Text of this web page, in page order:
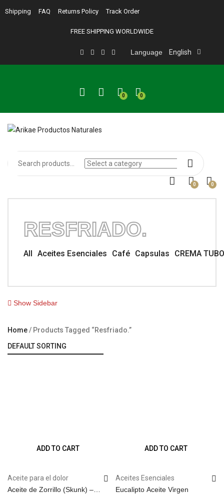
Shipping FAQ Returns Policy Track Order
FREE SHIPPING WORLDWIDE
Language English
0
0
0
0
RESFRIADO.
All Aceites Esenciales Café Capsulas CREMA TUBO
Show Sidebar
Home Products Tagged “resfriado.”
ADD TO CART
Aceite para el dolor
Aceite de Zorrillo (Skunk) –
ADD TO CART
Aceites Esenciales
Eucalipto Aceite Virgen